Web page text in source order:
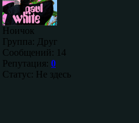
Ноичок
Группа: Друг
Сообщений: 14
Репутация: 0
Статус: Не здесь